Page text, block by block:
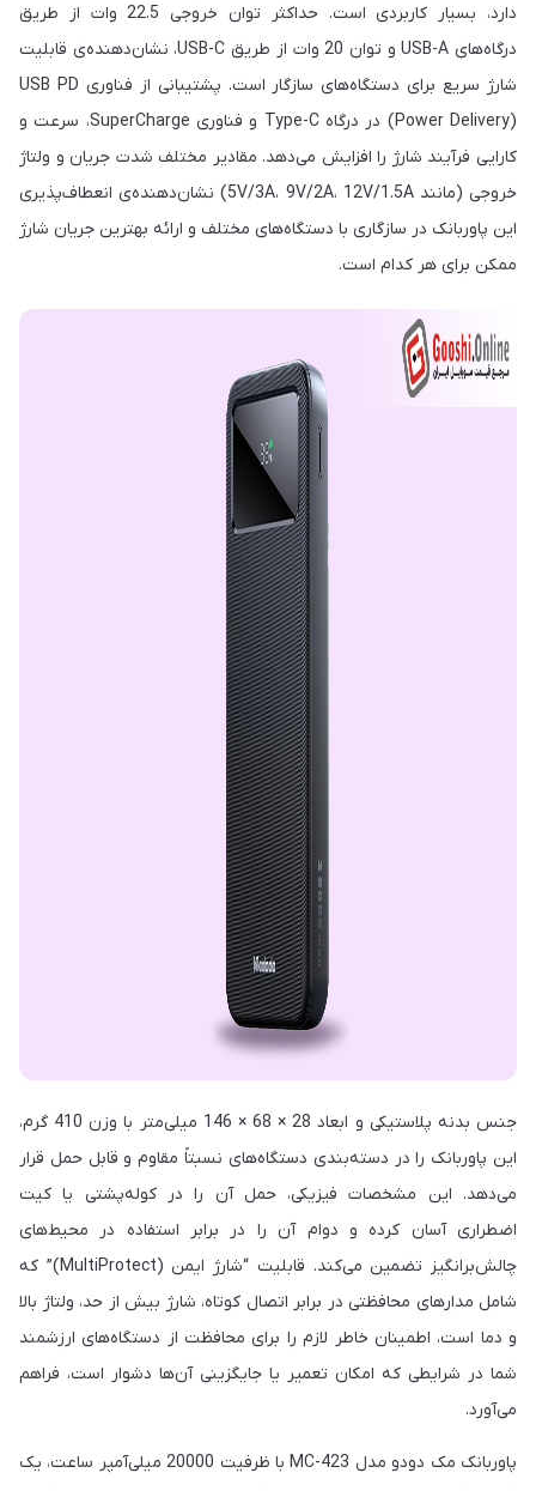
دارد، بسیار کاربردی است. حداکثر توان خروجی 22.5 وات از طریق
درگاه‌های USB-A و توان 20 وات از طریق USB-C، نشان‌دهنده‌ی قابلیت
شارژ سریع برای دستگاه‌های سازگار است. پشتیبانی از فناوری USB PD
(Power Delivery) در درگاه Type-C و فناوری SuperCharge، سرعت و
کارایی فرآیند شارژ را افزایش می‌دهد. مقادیر مختلف شدت جریان و ولتاژ
خروجی (مانند 5V/3A، 9V/2A، 12V/1.5A) نشان‌دهنده‌ی انعطاف‌پذیری
این پاوربانک در سازگاری با دستگاه‌های مختلف و ارائه بهترین جریان شارژ
ممکن برای هر کدام است.
جنس بدنه پلاستیکی و ابعاد 28 × 68 × 146 میلی‌متر با وزن 410 گرم،
این پاوربانک را در دسته‌بندی دستگاه‌های نسبتاً مقاوم و قابل حمل قرار
می‌دهد. این مشخصات فیزیکی، حمل آن را در کوله‌پشتی یا کیت
اضطراری آسان کرده و دوام آن را در برابر استفاده در محیط‌های
چالش‌برانگیز تضمین می‌کند. قابلیت “شارژ ایمن (MultiProtect)” که
شامل مدارهای محافظتی در برابر اتصال کوتاه، شارژ بیش از حد، ولتاژ بالا
و دما است، اطمینان خاطر لازم را برای محافظت از دستگاه‌های ارزشمند
شما در شرایطی که امکان تعمیر یا جایگزینی آن‌ها دشوار است، فراهم
می‌آورد.
پاوربانک مک دودو مدل MC-423 با ظرفیت 20000 میلی‌آمپر ساعت، یک